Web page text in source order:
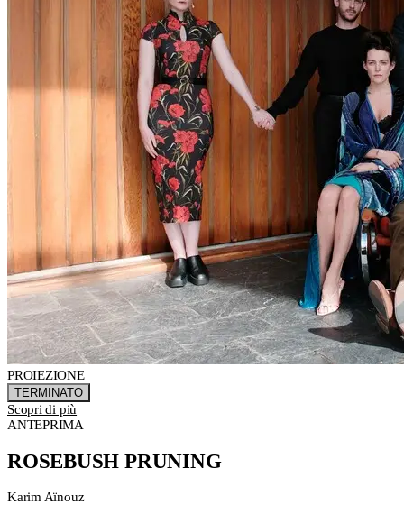
PROIEZIONE
TERMINATO
Scopri di più
ANTEPRIMA
ROSEBUSH PRUNING
Karim Aïnouz